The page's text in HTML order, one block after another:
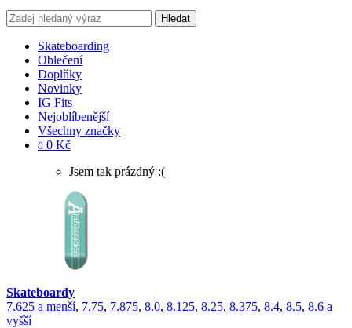
Hledat
Skateboarding
Oblečení
Doplňky
Novinky
IG Fits
Nejoblíbenější
Všechny značky
0 0 Kč
Jsem tak prázdný :(
Skateboardy
7.625 a menší, 7.75, 7.875, 8.0, 8.125, 8.25, 8.375, 8.4, 8.5, 8.6 a
vyšší